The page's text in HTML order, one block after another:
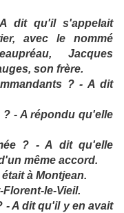
dit qu'il s'appelait
avec le nommé
Jacques
son frère.
? - A dit
- A répondu qu'elle
? - A dit qu'elle
même accord.
à Montjean.
le-Vieil.
- A dit qu'il y en avait